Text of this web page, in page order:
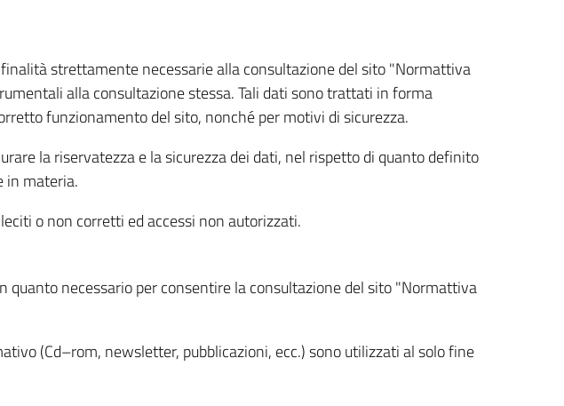
strettamente necessarie alla consultazione del sito "Normattiva
alla consultazione stessa. Tali dati sono trattati in forma
funzionamento del sito, nonché per motivi di sicurezza.
la riservatezza e la sicurezza dei dati, nel rispetto di quanto definito
in materia.
o non corretti ed accessi non autorizzati.
necessario per consentire la consultazione del sito "Normattiva
(Cd–rom, newsletter, pubblicazioni, ecc.) sono utilizzati al solo fine